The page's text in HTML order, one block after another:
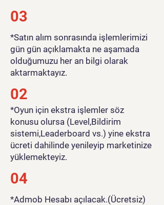
03
*Satın alım sonrasında işlemlerimizi
gün gün açıklamakta ne aşamada
olduğumuzu her an bilgi olarak
aktarmaktayız.
02
*Oyun için ekstra işlemler söz
konusu olursa (Level,Bildirim
sistemi,Leaderboard vs.) yine ekstra
ücreti dahilinde yenileyip marketinize
yüklemekteyiz.
04
*Admob Hesabı açılacak.(Ücretsiz)